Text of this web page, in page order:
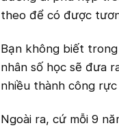
theo để có được
Bạn không biết
nhân số học sẽ đưa
nhiều thành công rực
Ngoài ra, cứ mỗi 9